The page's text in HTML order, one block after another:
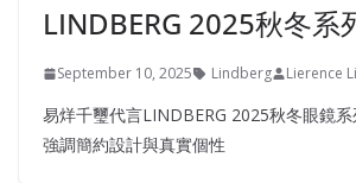
LINDBERG 2025秋冬系
September 10, 2025 Lindberg Lierence Li
易烊千璽代言LINDBERG 2025秋冬眼鏡
強調簡約設計與真實個性